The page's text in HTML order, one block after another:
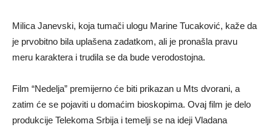
Milica Janevski, koja tumači ulogu Marine Tucaković, kaže da
je prvobitno bila uplašena zadatkom, ali je pronašla pravu
meru karaktera i trudila se da bude verodostojna.
Film “Nedelja” premijerno će biti prikazan u Mts dvorani, a
zatim će se pojaviti u domaćim bioskopima. Ovaj film je delo
produkcije Telekoma Srbija i temelji se na ideji Vladana